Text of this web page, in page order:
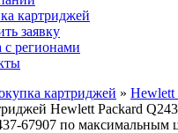
картриджей
заявку
с регионами
картриджей » Hewlett
Hewlett Packard
67907 по максимальным